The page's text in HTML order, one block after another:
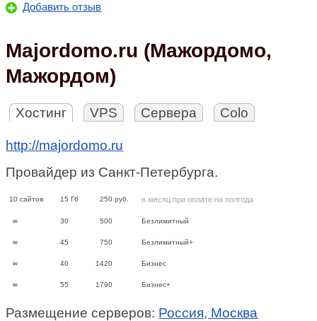
Добавить отзыв
Majordomo.ru (Мажордомо,
Мажордом)
Хостинг VPS Сервера Colo
http://majordomo.ru
Провайдер из Санкт-Петербурга.
10 сайтов 15 Гб 250 руб. в месяц при оплате на полгода
∞ 30 500 Безлимитный
∞ 45 750 Безлимитный+
∞ 40 1420 Бизнес
∞ 55 1790 Бизнес+
Размещение серверов: Россия, Москва